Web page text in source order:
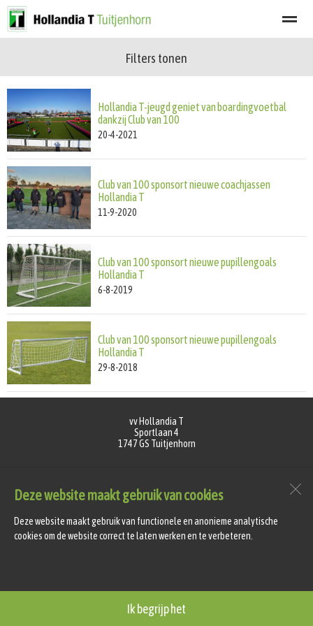
Afgelastingen
Home Zoeken Nieuws Agenda
Deze website maakt gebruik van cookies
Deze website maakt gebruik van functionele en anonieme analytische
cookies om de website correct te laten werken en te verbeteren.
Ik begrijp het
Filters tonen
Hollandia T-jeugd geniet van boardingvoetbal
dankzij Club van 100
20-4-2021
Club van 100 sponsort nieuwe coachjassen
Hollandia T
11-9-2020
Club van 100 sponsort nieuwe pupillengoals
Hollandia T
6-8-2019
Club van 100 sponsort nieuwe pupillengoals
Hollandia T
29-8-2018
vv Hollandia T
Sportlaan 4
1747 GS Tuitjenhorn
Open desktopversie
SdH Vormgeving |Ziber DS4